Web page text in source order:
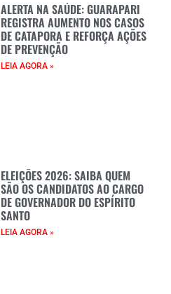
ALERTA NA SAÚDE: GUARAPARI
REGISTRA AUMENTO NOS CASOS
DE CATAPORA E REFORÇA AÇÕES
DE PREVENÇÃO
LEIA AGORA »
ELEIÇÕES 2026: SAIBA QUEM
SÃO OS CANDIDATOS AO CARGO
DE GOVERNADOR DO ESPÍRITO
SANTO
LEIA AGORA »